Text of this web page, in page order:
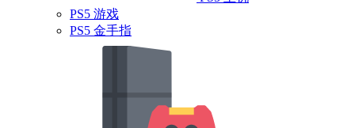
PS5 游戏
PS5 金手指